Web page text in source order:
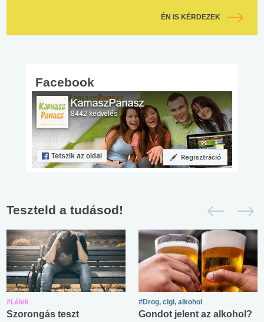
ÉN IS KÉRDEZEK
Facebook
Teszteld a tudásod!
#Lélek
Szorongás teszt
#Drog, cigi, alkohol
Gondot jelent az alkohol?